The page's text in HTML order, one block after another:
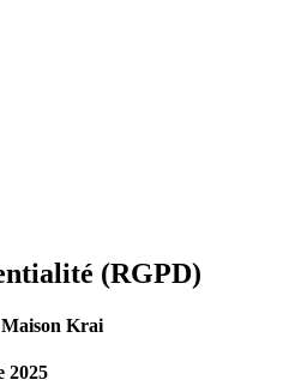
(RGPD)
Krai
2025